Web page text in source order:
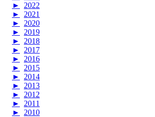
►
2022
►
2021
►
2020
►
2019
►
2018
►
2017
►
2016
►
2015
►
2014
►
2013
►
2012
►
2011
►
2010